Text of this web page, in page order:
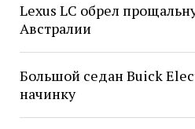
Lexus LC обрел
Австралии
Большой седан Buick
начинку